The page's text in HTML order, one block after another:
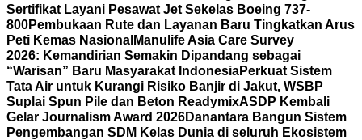
Sertifikat Layani Pesawat Jet Sekelas Boeing 737-
800Pembukaan Rute dan Layanan Baru Tingkatkan Arus
Peti Kemas Nasional Manulife Asia Care Survey
2026: Kemandirian Semakin Dipandang sebagai
“Warisan” Baru Masyarakat IndonesiaPerkuat Sistem
Tata Air untuk Kurangi Risiko Banjir di Jakut, WSBP
Suplai Spun Pile dan Beton ReadymixASDP Kembali
Gelar Journalism Award 2026Danantara Bangun Sistem
Pengembangan SDM Kelas Dunia di seluruh Ekosistem